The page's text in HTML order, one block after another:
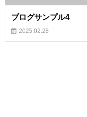
ブログサンプル4
2025.02.28